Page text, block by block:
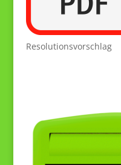
Resolutionsvorschlag